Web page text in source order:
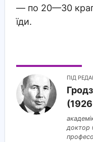
— по 20—30
їди.
ПІД
доктор